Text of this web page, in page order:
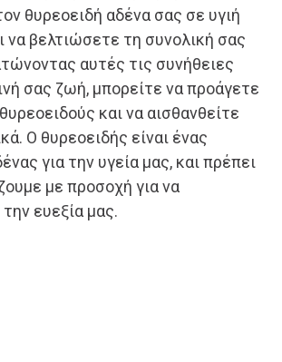
θυρεοειδή αδένα σας σε υγιή
να βελτιώσετε τη συνολική σας
αυτές τις συνήθειες
σας ζωή, μπορείτε να προάγετε
και να αισθανθείτε
Ο θυρεοειδής είναι ένας
για την υγεία μας, και πρέπει
με προσοχή για να
ευεξία μας.